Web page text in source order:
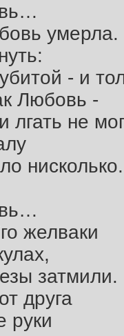
умерла.
- и
Любовь -
лгать не
нисколько.
желваки
затмили.
друга
руки